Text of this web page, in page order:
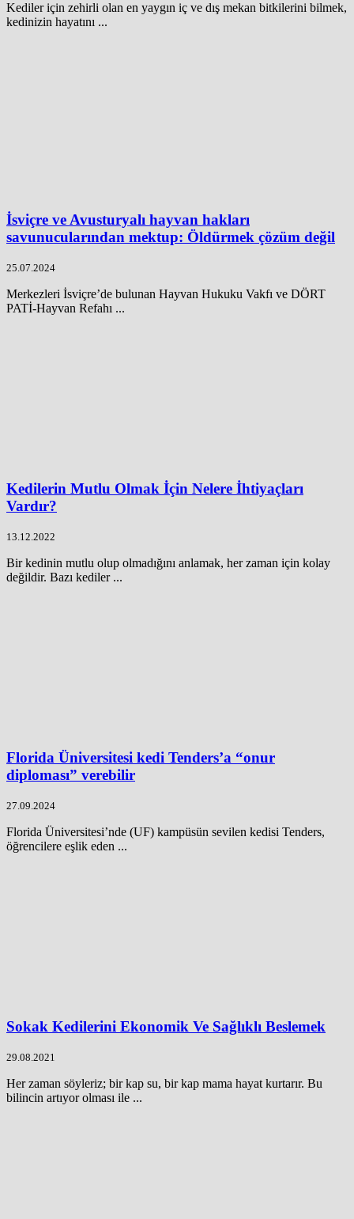
Kediler için zehirli olan en yaygın iç ve dış mekan bitkilerini bilmek,
kedinizin hayatını ...
İsviçre ve Avusturyalı hayvan hakları
savunucularından mektup: Öldürmek çözüm değil
25.07.2024
Merkezleri İsviçre’de bulunan Hayvan Hukuku Vakfı ve DÖRT
PATİ-Hayvan Refahı ...
Kedilerin Mutlu Olmak İçin Nelere İhtiyaçları
Vardır?
13.12.2022
Bir kedinin mutlu olup olmadığını anlamak, her zaman için kolay
değildir. Bazı kediler ...
Florida Üniversitesi kedi Tenders’a “onur
diploması” verebilir
27.09.2024
Florida Üniversitesi’nde (UF) kampüsün sevilen kedisi Tenders,
öğrencilere eşlik eden ...
Sokak Kedilerini Ekonomik Ve Sağlıklı Beslemek
29.08.2021
Her zaman söyleriz; bir kap su, bir kap mama hayat kurtarır. Bu
bilincin artıyor olması ile ...